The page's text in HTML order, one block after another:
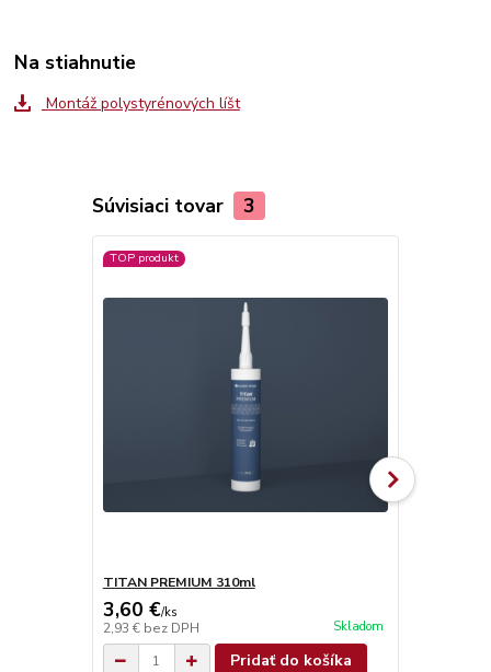
Na stiahnutie
Montáž polystyrénových líšt
Súvisiaci tovar 3
TOP produkt
TITAN PREMIUM 310ml
3,60 €/ks
2,93 € bez DPH Skladom
Pridať do košíka